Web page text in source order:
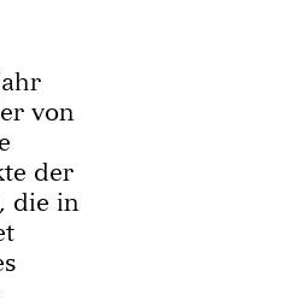
von
der
die in